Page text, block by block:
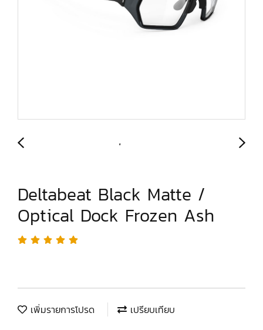
Deltabeat Black Matte /
Optical Dock Frozen Ash
เพิ่มรายการโปรด
เปรียบเทียบ